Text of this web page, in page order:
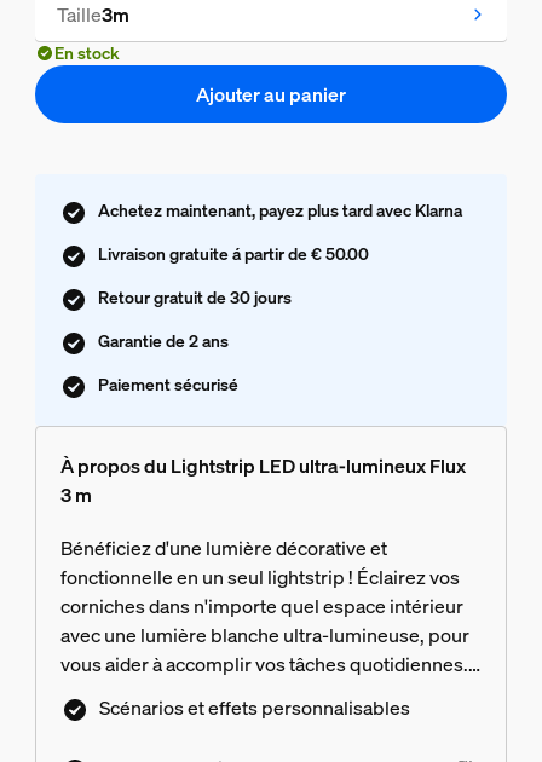
Taille3m
En stock
Ajouter au panier
Achetez maintenant, payez plus tard avec Klarna
Livraison gratuite á partir de € 50.00
Retour gratuit de 30 jours
Garantie de 2 ans
Paiement sécurisé
À propos du Lightstrip LED ultra-lumineux Flux
3 m
Bénéficiez d'une lumière décorative et
fonctionnelle en un seul lightstrip ! Éclairez vos
corniches dans n'importe quel espace intérieur
avec une lumière blanche ultra-lumineuse, pour
vous aider à accomplir vos tâches quotidiennes.
Créez une ambiance parfaite avec des couleurs
vives et audacieuses pour des moments
Scénarios et effets personnalisables